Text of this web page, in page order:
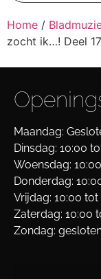
Home /
zocht ik…! Deel 17
Maandag:
Dinsdag: 10:00
Woensdag:
Donderdag:
Vrijdag: 10:00 tot
Zaterdag: 10:00
Zondag: